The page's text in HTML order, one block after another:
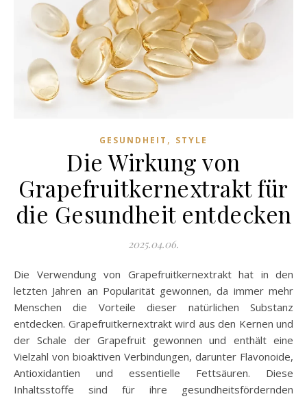
GESUNDHEIT , STYLE
Die Wirkung von
Grapefruitkernextrakt für
die Gesundheit entdecken
2025.04.06.
Die Verwendung von Grapefruitkernextrakt hat in den
letzten Jahren an Popularität gewonnen, da immer mehr
Menschen die Vorteile dieser natürlichen Substanz
entdecken. Grapefruitkernextrakt wird aus den Kernen und
der Schale der Grapefruit gewonnen und enthält eine
Vielzahl von bioaktiven Verbindungen, darunter Flavonoide,
Antioxidantien und essentielle Fettsäuren. Diese
Inhaltsstoffe sind für ihre gesundheitsfördernden